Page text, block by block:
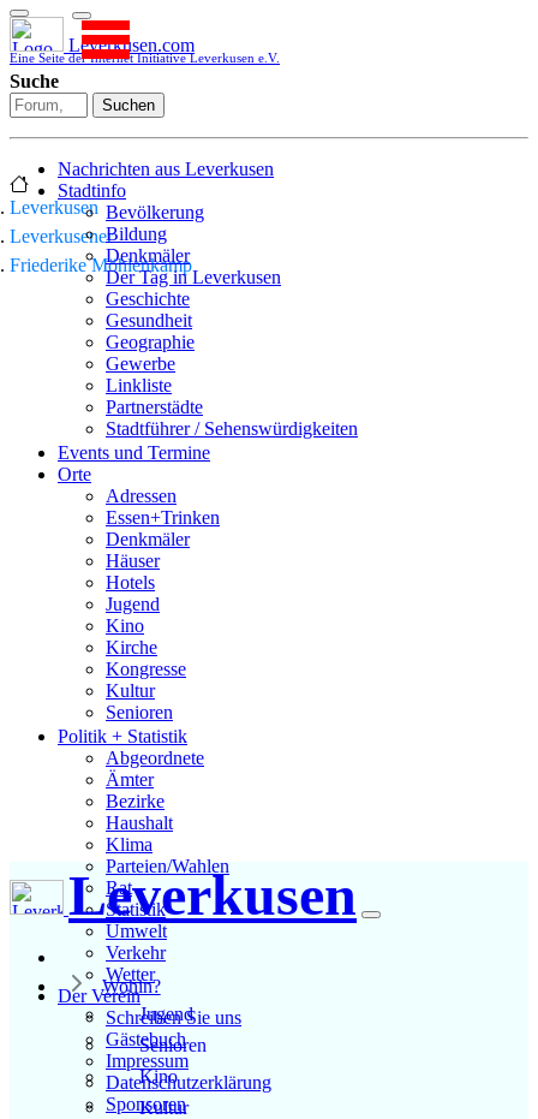
Leverkusen.com
Eine Seite der Internet Initiative Leverkusen e.V.
Suche
Suchen
Nachrichten aus Leverkusen
Stadtinfo
Bevölkerung
Bildung
Denkmäler
Der Tag in Leverkusen
Geschichte
Gesundheit
Geographie
Gewerbe
Linkliste
Partnerstädte
Stadtführer / Sehenswürdigkeiten
Stadtplan
Sport
Who is who
Wohnen
Events und Termine
Orte
Adressen
Essen+Trinken
Denkmäler
Häuser
Hotels
Jugend
Kino
Kirche
Kongresse
Kultur
Senioren
Stadtführer
Straßen
Politik + Statistik
Abgeordnete
Ämter
Bezirke
Haushalt
Klima
Parteien/Wahlen
Rat
Statistik
Umwelt
Verkehr
Wetter
Der Verein
Schreiben Sie uns
Gästebuch
Impressum
Datenschutzerklärung
Sponsoren
Leverkusen
Leverkusener
Friederike Möhlenkamp
Leverkusen
Wohin?
Jugend
Senioren
Kino
Kultur